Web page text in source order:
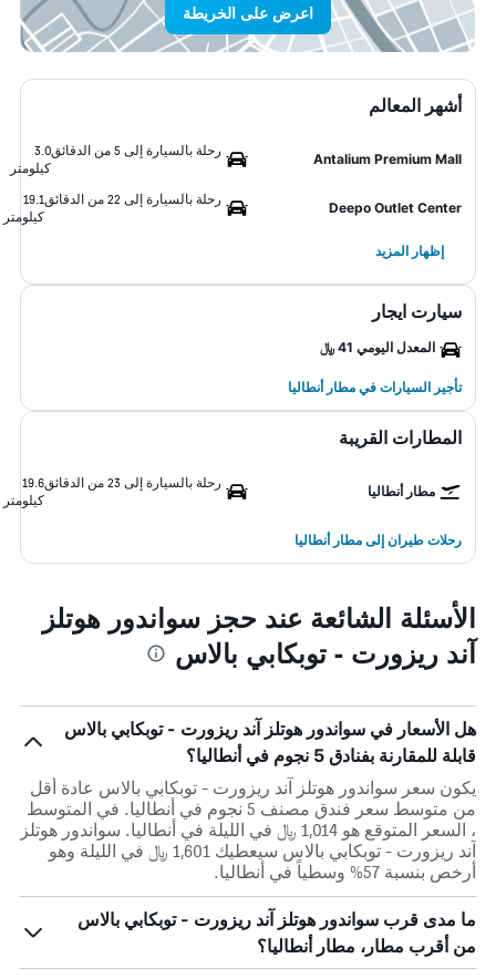
اعرض على الخريطة
أشهر المعالم
Antalium Premium Mall
رحلة بالسيارة إلى 5 من الدقائق
3.0
كيلومتر
Deepo Outlet Center
رحلة بالسيارة إلى 22 من الدقائق
19.1
كيلومتر
إظهار المزيد
سيارت ايجار
المعدل اليومي 41 ﷼
تأجير السيارات في مطار أنطاليا
المطارات القريبة
مطار أنطاليا
رحلة بالسيارة إلى 23 من الدقائق
19.6
كيلومتر
رحلات طيران إلى مطار أنطاليا
الأسئلة الشائعة عند حجز سواندور هوتلز
آند ريزورت - توبكابي بالاس
هل الأسعار في سواندور هوتلز آند ريزورت - توبكابي بالاس
قابلة للمقارنة بفنادق 5 نجوم في أنطاليا؟
يكون سعر سواندور هوتلز آند ريزورت - توبكابي بالاس عادة أقل
من متوسط ​​سعر فندق مصنف 5 نجوم في أنطاليا. في المتوسط
، السعر المتوقع هو 1,014 ﷼ في الليلة في أنطاليا. سواندور هوتلز
آند ريزورت - توبكابي بالاس سيعطيك 1,601 ﷼ في الليلة وهو
أرخص بنسبة 57% وسطياً في أنطاليا.
ما مدى قرب سواندور هوتلز آند ريزورت - توبكابي بالاس
من أقرب مطار، مطار أنطاليا؟